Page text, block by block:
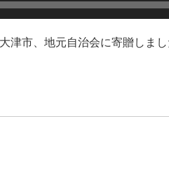
津市、地元自治会に寄贈しまし